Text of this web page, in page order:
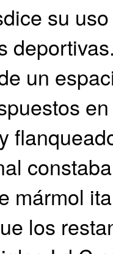
su
un
mármol
los